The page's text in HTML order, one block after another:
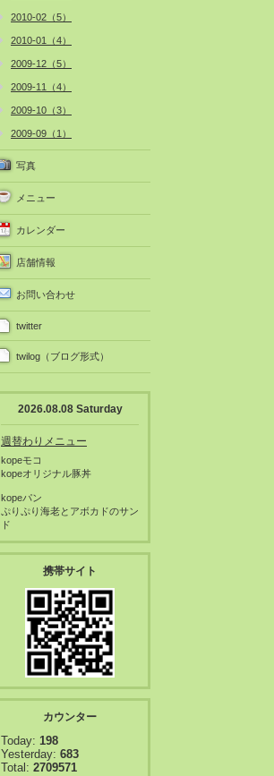
2010-02（5）
2010-01（4）
2009-12（5）
2009-11（4）
2009-10（3）
2009-09（1）
写真
メニュー
カレンダー
店舗情報
お問い合わせ
twitter
twilog（ブログ形式）
2026.08.08 Saturday
週替わりメニュー
kopeモコ
kopeオリジナル豚丼
kopeパン
ぷりぷり海老とアボカドのサン
ド
携帯サイト
カウンター
Today: 198
Yesterday: 683
Total: 2709571